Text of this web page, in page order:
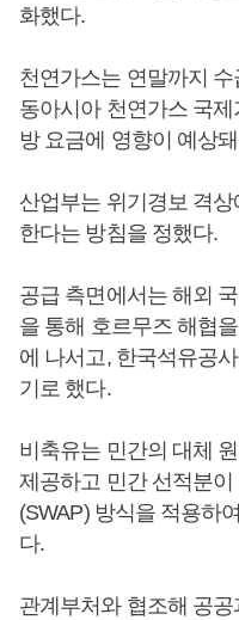
화했다.
천연가스는 연말까지
동아시아 천연가스 국
방 요금에 영향이 예상
산업부는 위기경보 격
한다는 방침을 정했다.
공급 측면에서는 해외
을 통해 호르무즈 해협
에 나서고, 한국석유공
기로 했다.
비축유는 민간의 대체
제공하고 민간 선적분
(SWAP) 방식을 적용하
다.
관계부처와 협조해 공